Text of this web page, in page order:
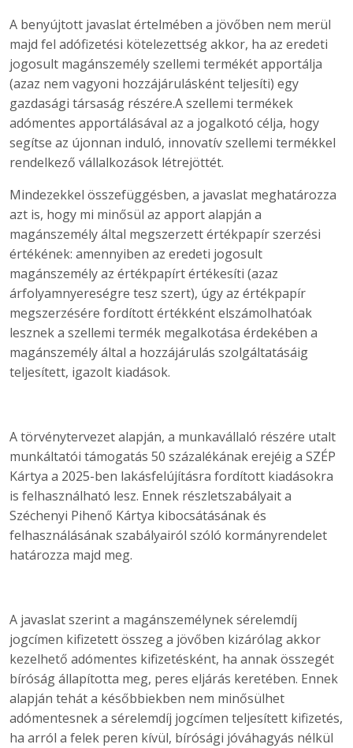
A benyújtott javaslat értelmében a jövőben nem merül
majd fel adófizetési kötelezettség akkor, ha az eredeti
jogosult magánszemély szellemi termékét apportálja
(azaz nem vagyoni hozzájárulásként teljesíti) egy
gazdasági társaság részére.A szellemi termékek
adómentes apportálásával az a jogalkotó célja, hogy
segítse az újonnan induló, innovatív szellemi termékkel
rendelkező vállalkozások létrejöttét.
Mindezekkel összefüggésben, a javaslat meghatározza
azt is, hogy mi minősül az apport alapján a
magánszemély által megszerzett értékpapír szerzési
értékének: amennyiben az eredeti jogosult
magánszemély az értékpapírt értékesíti (azaz
árfolyamnyereségre tesz szert), úgy az értékpapír
megszerzésére fordított értékként elszámolhatóak
lesznek a szellemi termék megalkotása érdekében a
magánszemély által a hozzájárulás szolgáltatásáig
teljesített, igazolt kiadások.
A törvénytervezet alapján, a munkavállaló részére utalt
munkáltatói támogatás 50 százalékának erejéig a SZÉP
Kártya a 2025-ben lakásfelújításra fordított kiadásokra
is felhasználható lesz. Ennek részletszabályait a
Széchenyi Pihenő Kártya kibocsátásának és
felhasználásának szabályairól szóló kormányrendelet
határozza majd meg.
A javaslat szerint a magánszemélynek sérelemdíj
jogcímen kifizetett összeg a jövőben kizárólag akkor
kezelhető adómentes kifizetésként, ha annak összegét
bíróság állapította meg, peres eljárás keretében. Ennek
alapján tehát a későbbiekben nem minősülhet
adómentesnek a sérelemdíj jogcímen teljesített kifizetés,
ha arról a felek peren kívül, bírósági jóváhagyás nélkül